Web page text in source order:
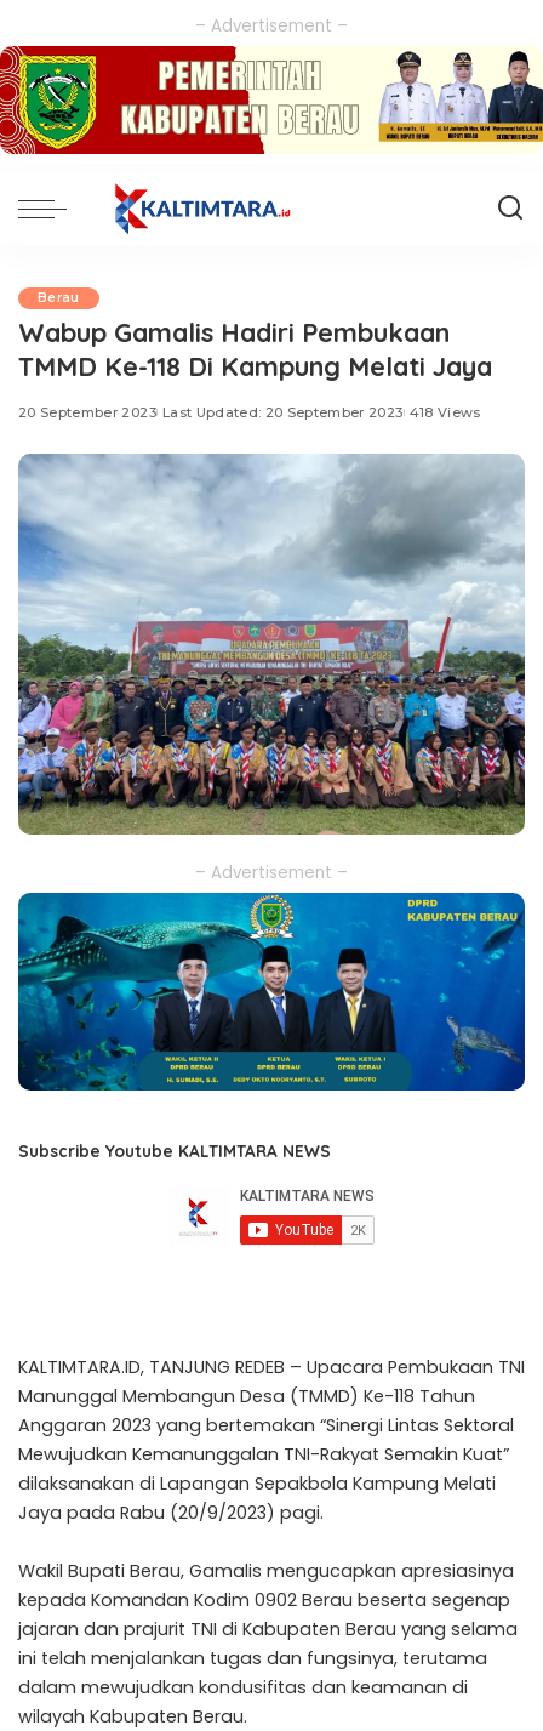
– Advertisement –
Berau
Wabup Gamalis Hadiri Pembukaan
TMMD Ke-118 Di Kampung Melati Jaya
20 September 2023 Last Updated: 20 September 2023 418 Views
– Advertisement –
Subscribe Youtube KALTIMTARA NEWS
KALTIMTARA.ID, TANJUNG REDEB – Upacara Pembukaan TNI
Manunggal Membangun Desa (TMMD) Ke-118 Tahun
Anggaran 2023 yang bertemakan “Sinergi Lintas Sektoral
Mewujudkan Kemanunggalan TNI-Rakyat Semakin Kuat”
dilaksanakan di Lapangan Sepakbola Kampung Melati
Jaya pada Rabu (20/9/2023) pagi.
Wakil Bupati Berau, Gamalis mengucapkan apresiasinya
kepada Komandan Kodim 0902 Berau beserta segenap
jajaran dan prajurit TNI di Kabupaten Berau yang selama
ini telah menjalankan tugas dan fungsinya, terutama
dalam mewujudkan kondusifitas dan keamanan di
wilayah Kabupaten Berau.